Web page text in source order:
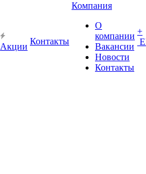
Акции
Контакты
Компания
О
компании
Вакансии
Новости
Контакты
+